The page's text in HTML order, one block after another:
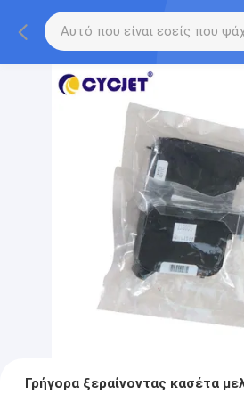
Γρήγορα ξεραίνοντας κασέτα